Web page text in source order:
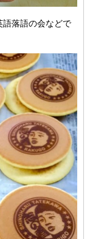
語落語の会などで